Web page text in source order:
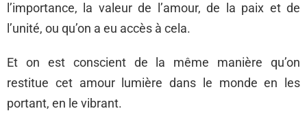
l’importance, la valeur de l’amour, de la paix et de
l’unité, ou qu’on a eu accès à cela.
Et on est conscient de la même manière qu’on
restitue cet amour lumière dans le monde en les
portant, en le vibrant.